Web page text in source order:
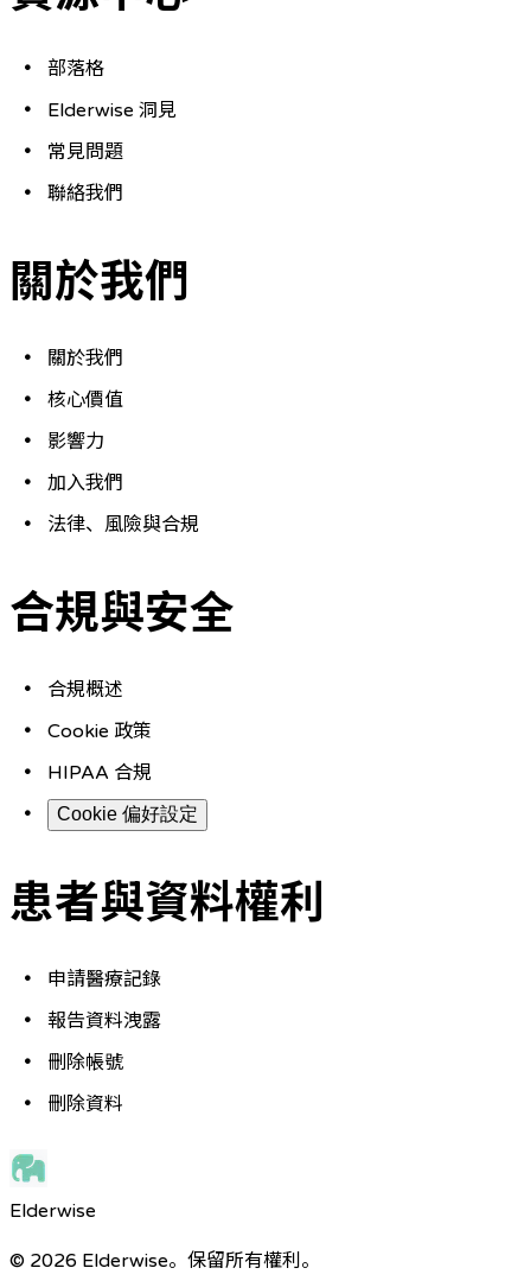
部落格
Elderwise 洞見
常見問題
聯絡我們
關於我們
關於我們
核心價值
影響力
加入我們
法律、風險與合規
合規與安全
合規概述
Cookie 政策
HIPAA 合規
Cookie 偏好設定
患者與資料權利
申請醫療記錄
報告資料洩露
刪除帳號
刪除資料
Elderwise
© 2026 Elderwise。保留所有權利。